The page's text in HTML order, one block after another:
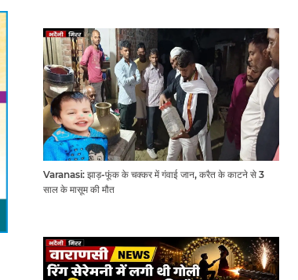
Varanasi: झाड़-फूंक के चक्कर में गंवाई जान, करैत के काटने से 3
साल के मासूम की मौत